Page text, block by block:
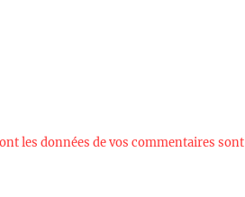
les données de vos commentaires sont